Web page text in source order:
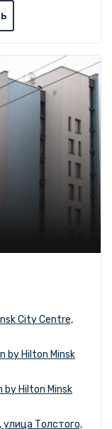
City Centre,
by Hilton Minsk
Hilton Minsk
улица Толстого,